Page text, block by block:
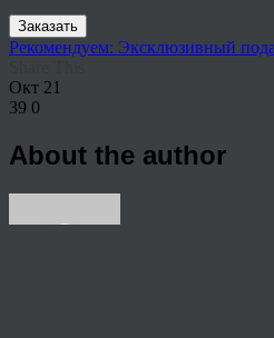
Заказать
Рекомендуем: Эксклюзивный
Окт 21
39 0
About the author